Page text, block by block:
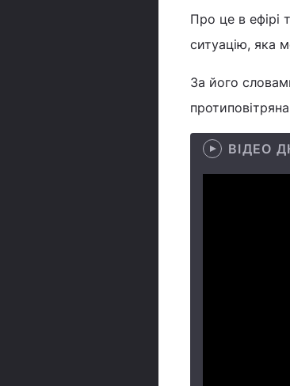
Про це в ефірі
ситуацію, яка
За його
ВІДЕО